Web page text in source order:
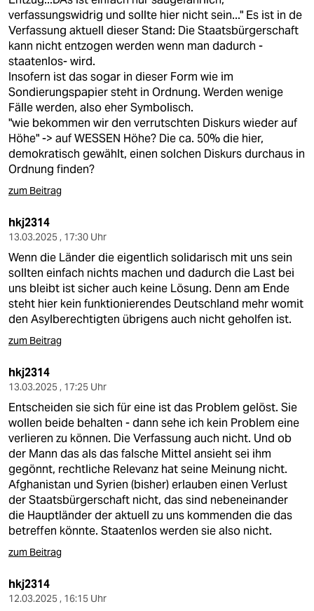
verfassungswidrig und sollte hier nicht sein..." Es ist in de
Verfassung aktuell dieser Stand: Die Staatsbürgerschaft
kann nicht entzogen werden wenn man dadurch -
staatenlos- wird.
Insofern ist das sogar in dieser Form wie im
Sondierungspapier steht in Ordnung. Werden wenige
Fälle werden, also eher Symbolisch.
"wie bekommen wir den verrutschten Diskurs wieder auf
Höhe" -> auf WESSEN Höhe? Die ca. 50% die hier,
demokratisch gewählt, einen solchen Diskurs durchaus in
Ordnung finden?
zum Beitrag
hkj2314
13.03.2025 , 17:30 Uhr
Wenn die Länder die eigentlich solidarisch mit uns sein
sollten einfach nichts machen und dadurch die Last bei
uns bleibt ist sicher auch keine Lösung. Denn am Ende
steht hier kein funktionierendes Deutschland mehr womit
den Asylberechtigten übrigens auch nicht geholfen ist.
zum Beitrag
hkj2314
13.03.2025 , 17:25 Uhr
Entscheiden sie sich für eine ist das Problem gelöst. Sie
wollen beide behalten - dann sehe ich kein Problem eine
verlieren zu können. Die Verfassung auch nicht. Und ob
der Mann das als das falsche Mittel ansieht sei ihm
gegönnt, rechtliche Relevanz hat seine Meinung nicht.
Afghanistan und Syrien (bisher) erlauben einen Verlust
der Staatsbürgerschaft nicht, das sind nebeneinander
die Hauptländer der aktuell zu uns kommenden die das
betreffen könnte. Staatenlos werden sie also nicht.
zum Beitrag
hkj2314
12.03.2025 , 16:15 Uhr